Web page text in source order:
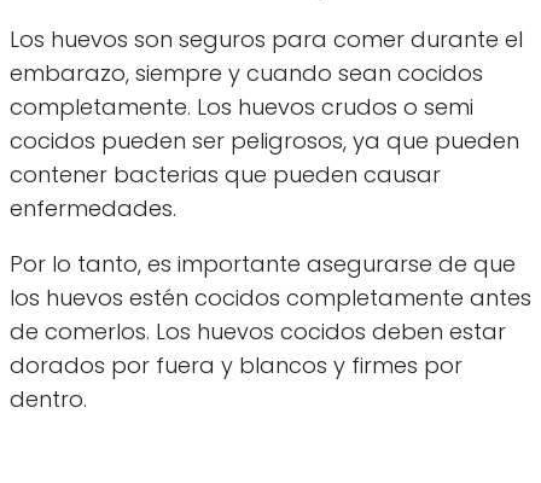
Los huevos son seguros para comer durante el
embarazo, siempre y cuando sean cocidos
completamente. Los huevos crudos o semi
cocidos pueden ser peligrosos, ya que pueden
contener bacterias que pueden causar
enfermedades.
Por lo tanto, es importante asegurarse de que
los huevos estén cocidos completamente antes
de comerlos. Los huevos cocidos deben estar
dorados por fuera y blancos y firmes por
dentro.